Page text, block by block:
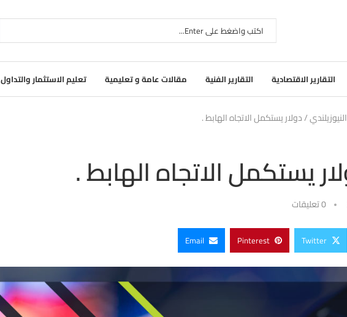
التقارير الاقتصادية التقارير الفنية مقالات عامة و تعليمية تعليم الاستثمار والتداول
النيوزيلندي / دولار يستكمل الاتجاه الهابط .
يستكمل الاتجاه الهابط .
0 تعليقات
Twitter
Pinterest
Email